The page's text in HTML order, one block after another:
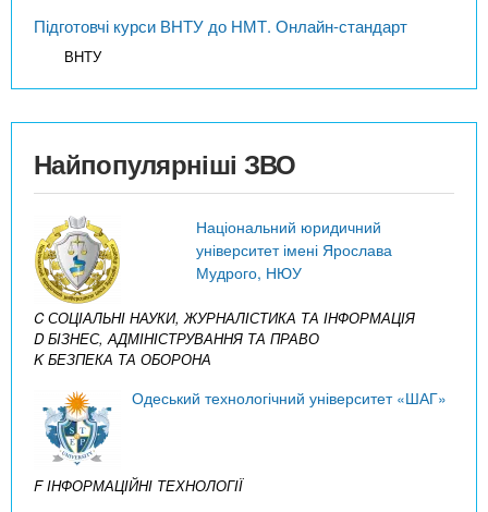
Підготовчі курси ВНТУ до НМТ. Онлайн-стандарт
ВНТУ
Найпопулярніші ЗВО
Національний юридичний
університет імені Ярослава
Мудрого, НЮУ
C СОЦІАЛЬНІ НАУКИ, ЖУРНАЛІСТИКА ТА ІНФОРМАЦІЯ
D БІЗНЕС, АДМІНІСТРУВАННЯ ТА ПРАВО
K БЕЗПЕКА ТА ОБОРОНА
Одеський технологічний університет «ШАГ»
F ІНФОРМАЦІЙНІ ТЕХНОЛОГІЇ